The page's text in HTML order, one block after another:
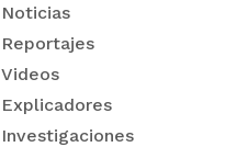
Noticias
Reportajes
Videos
Explicadores
Investigaciones